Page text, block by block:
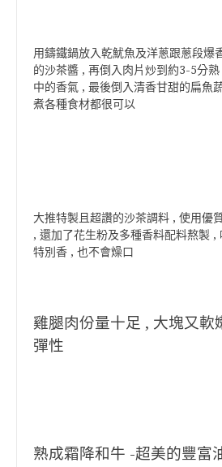
用鑄鐵鍋放入乾魷魚及洋蔥跟蔥段爆
的沙茶醬 , 再倒入肉片炒到約3-5分
中的香氣 , 最後倒入清香甘甜的扁魚
煮各種食材都很可以
大推特製且超讚的沙茶調料 , 使用優
, 還加了花生粉及多種香料配料熬製 ,
特別香 , 也不會燥口
雞腿肉份量十足 , 大塊又軟
彈性
熟成霜降和牛 -超美的豐富